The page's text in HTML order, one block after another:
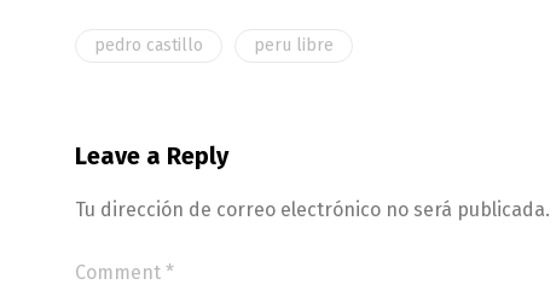
pedro castillo peru libre
Leave a Reply
Tu dirección de correo electrónico no será publicada.